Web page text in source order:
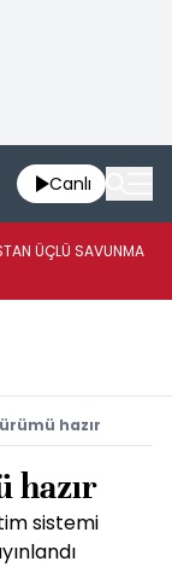
Canlı
ÜÇLÜ SAVUNMA
hazır
hazır
sistemi